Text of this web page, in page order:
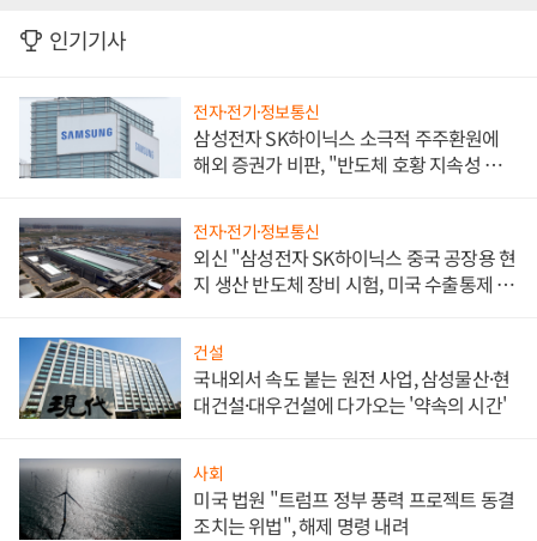
인기기사
전자·전기·정보통신
삼성전자 SK하이닉스 소극적 주주환원에
해외 증권가 비판, "반도체 호황 지속성 의
전자·전기·정보통신
외신 "삼성전자 SK하이닉스 중국 공장용 현
지 생산 반도체 장비 시험, 미국 수출통제 대
건설
국내외서 속도 붙는 원전 사업, 삼성물산·현
대건설·대우건설에 다가오는 '약속의 시간'
사회
미국 법원 "트럼프 정부 풍력 프로젝트 동결
조치는 위법", 해제 명령 내려